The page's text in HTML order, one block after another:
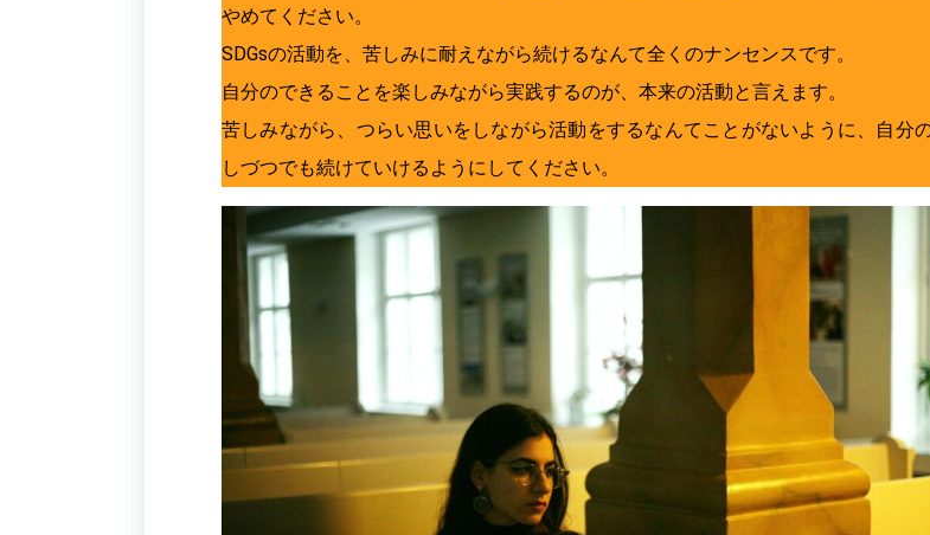
やめてください。
SDGsの活動を、苦しみに耐えながら続けるなんて全くのナンセンスです。
自分のできることを楽しみながら実践するのが、本来の活動と言えます。
苦しみながら、つらい思いをしながら活動をするなんてことがないように、自分
しづつでも続けていけるようにしてください。